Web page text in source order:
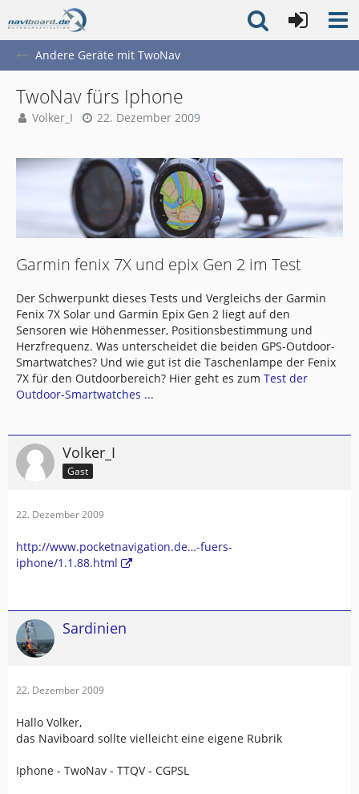
Andere Geräte mit TwoNav
TwoNav fürs Iphone
Volker_I 22. Dezember 2009
Garmin fenix 7X und epix Gen 2 im Test
Der Schwerpunkt dieses Tests und Vergleichs der Garmin
Fenix 7X Solar und Garmin Epix Gen 2 liegt auf den
Sensoren wie Höhenmesser, Positionsbestimmung und
Herzfrequenz. Was unterscheidet die beiden GPS-Outdoor-
Smartwatches? Und wie gut ist die Taschenlampe der Fenix
7X für den Outdoorbereich? Hier geht es zum Test der
Outdoor-Smartwatches ...
Volker_I
Gast
22. Dezember 2009
http://www.pocketnavigation.de…-fuers-
iphone/1.1.88.html
Sardinien
22. Dezember 2009
Hallo Volker,
das Naviboard sollte vielleicht eine eigene Rubrik
Iphone - TwoNav - TTQV - CGPSL